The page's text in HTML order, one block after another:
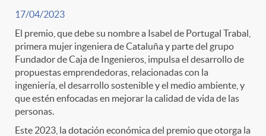
17/04/2023
El premio, que debe su nombre a Isabel de Portugal Trabal,
primera mujer ingeniera de Cataluña y parte del grupo
Fundador de Caja de Ingenieros, impulsa el desarrollo de
propuestas emprendedoras, relacionadas con la
ingeniería, el desarrollo sostenible y el medio ambiente, y
que estén enfocadas en mejorar la calidad de vida de las
personas.
Este 2023, la dotación económica del premio que otorga la